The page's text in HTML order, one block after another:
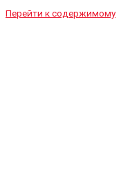
Перейти к содержимому